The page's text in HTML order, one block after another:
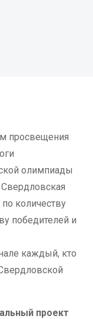
просвещения
олимпиады
количеству
победителей и
каждый, кто
проект